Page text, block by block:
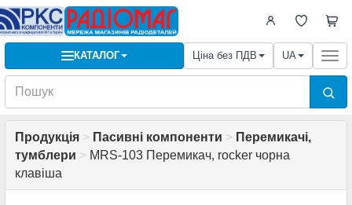
КАТАЛОГ Ціна без ПДВ UA
Продукція > Пасивні компоненти > Перемикачі,
тумблери > MRS-103 Перемикач, rocker чорна
клавіша